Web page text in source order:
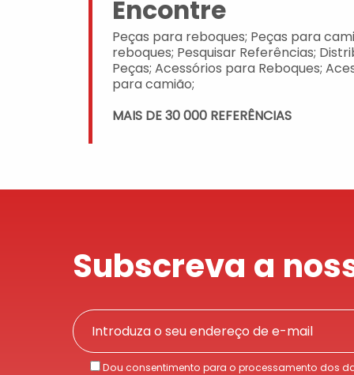
Encontre
Peças para reboques; Peças para
reboques; Pesquisar Referências;
Peças; Acessórios para Reboques;
para camião;
MAIS DE 30 000 REFERÊNCIAS
Subscreva a
Dou consentimento para o processamento dos